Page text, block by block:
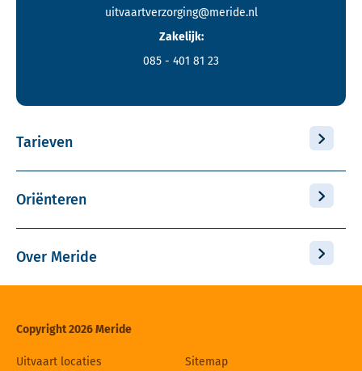
uitvaartverzorging@meride.nl
Zakelijk:
085 - 401 81 23
Tarieven
Oriënteren
Over Meride
Copyright 2026 Meride
Uitvaart locaties Sitemap